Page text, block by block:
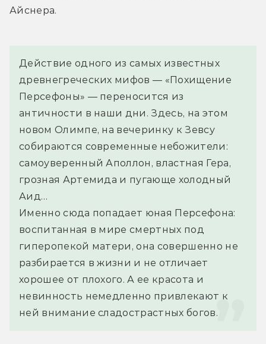
Айснера.
Действие одного из самых известных
древнегреческих мифов — «Похищение
Персефоны» — переносится из
античности в наши дни. Здесь, на этом
новом Олимпе, на вечеринку к Зевсу
собираются современные небожители:
самоуверенный Аполлон, властная Гера,
грозная Артемида и пугающе холодный
Аид…
Именно сюда попадает юная Персефона:
воспитанная в мире смертных под
гиперопекой матери, она совершенно не
разбирается в жизни и не отличает
хорошее от плохого. А ее красота и
невинность немедленно привлекают к
ней внимание сладострастных богов.